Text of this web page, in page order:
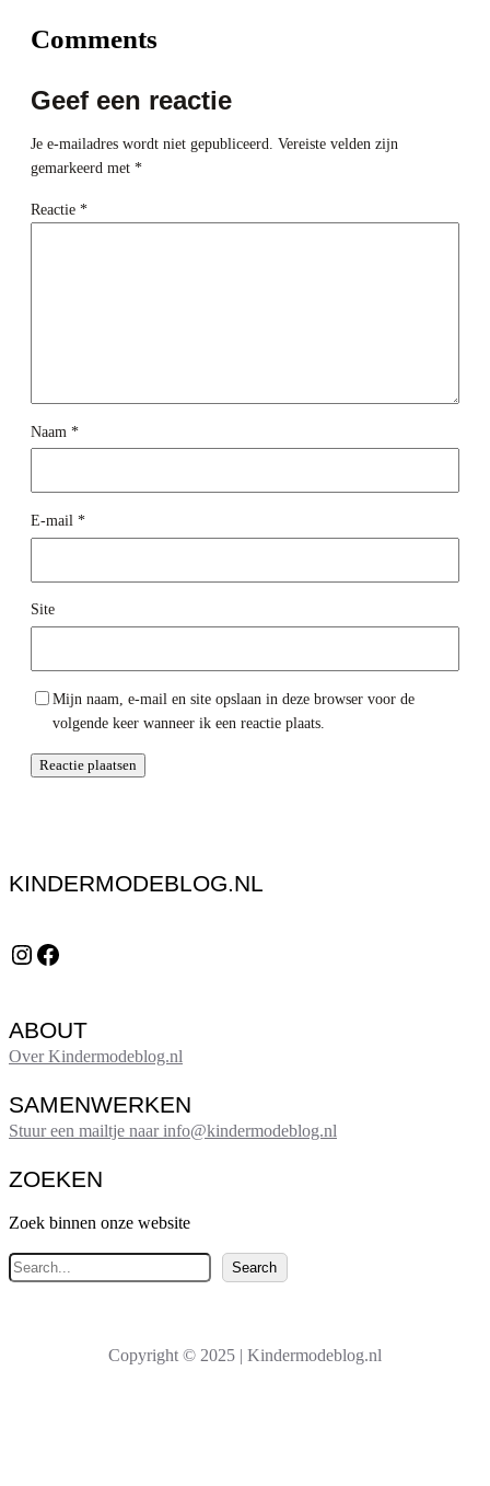
Comments
Geef een reactie
Je e-mailadres wordt niet gepubliceerd.
Vereiste velden zijn
gemarkeerd met *
Reactie *
Naam *
E-mail *
Site
Mijn naam, e-mail en site opslaan in deze browser voor de
volgende keer wanneer ik een reactie plaats.
KINDERMODEBLOG.NL
Instagram Facebook
ABOUT
Over Kindermodeblog.nl
SAMENWERKEN
Stuur een mailtje naar info@kindermodeblog.nl
ZOEKEN
Zoek binnen onze website
Z
o
e
Search
Copyright © 2025 | Kindermodeblog.nl